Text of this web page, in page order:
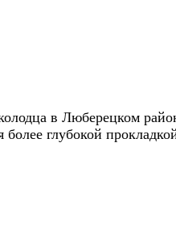
в Люберецком
глубокой